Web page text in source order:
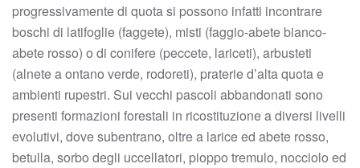
progressivamente di quota si possono infatti incontrare
boschi di latifoglie (faggete), misti (faggio-abete bianco-
abete rosso) o di conifere (peccete, lariceti), arbusteti
(alnete a ontano verde, rodoreti), praterie d’alta quota e
ambienti rupestri. Sui vecchi pascoli abbandonati sono
presenti formazioni forestali in ricostituzione a diversi livelli
evolutivi, dove subentrano, oltre a larice ed abete rosso,
betulla, sorbo degli uccellatori, pioppo tremulo, nocciolo ed